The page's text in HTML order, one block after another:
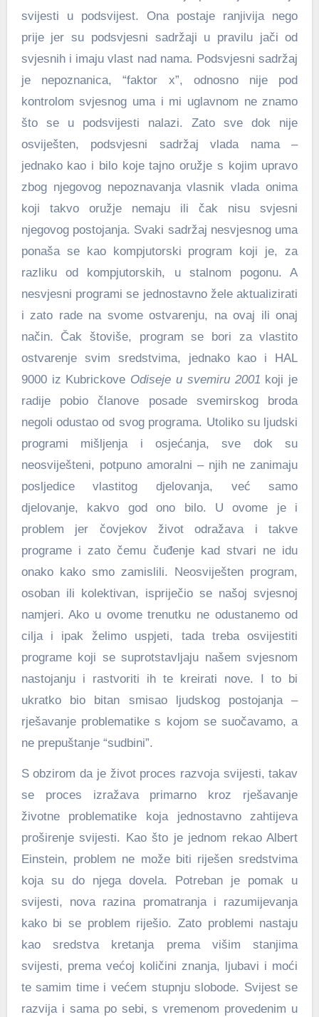
svijesti u podsvijest. Ona postaje ranjivija nego
prije jer su podsvjesni sadržaji u pravilu jači od
svjesnih i imaju vlast nad nama. Podsvjesni sadržaj
je nepoznanica, “faktor x”, odnosno nije pod
kontrolom svjesnog uma i mi uglavnom ne znamo
što se u podsvijesti nalazi. Zato sve dok nije
osviješten, podsvjesni sadržaj vlada nama –
jednako kao i bilo koje tajno oružje s kojim upravo
zbog njegovog nepoznavanja vlasnik vlada onima
koji takvo oružje nemaju ili čak nisu svjesni
njegovog postojanja. Svaki sadržaj nesvjesnog uma
ponaša se kao kompjutorski program koji je, za
razliku od kompjutorskih, u stalnom pogonu. A
nesvjesni programi se jednostavno žele aktualizirati
i zato rade na svome ostvarenju, na ovaj ili onaj
način. Čak štoviše, program se bori za vlastito
ostvarenje svim sredstvima, jednako kao i HAL
9000 iz Kubrickove Odiseje u svemiru 2001 koji je
radije pobio članove posade svemirskog broda
negoli odustao od svog programa. Utoliko su ljudski
programi mišljenja i osjećanja, sve dok su
neosviješteni, potpuno amoralni – njih ne zanimaju
posljedice vlastitog djelovanja, već samo
djelovanje, kakvo god ono bilo. U ovome je i
problem jer čovjekov život odražava i takve
programe i zato čemu čuđenje kad stvari ne idu
onako kako smo zamislili. Neosviješten program,
osoban ili kolektivan, ispriječio se našoj svjesnoj
namjeri. Ako u ovome trenutku ne odustanemo od
cilja i ipak želimo uspjeti, tada treba osvijestiti
programe koji se suprotstavljaju našem svjesnom
nastojanju i rastvoriti ih te kreirati nove. I to bi
ukratko bio bitan smisao ljudskog postojanja –
rješavanje problematike s kojom se suočavamo, a
ne prepuštanje “sudbini”.
S obzirom da je život proces razvoja svijesti, takav
se proces izražava primarno kroz rješavanje
životne problematike koja jednostavno zahtijeva
proširenje svijesti. Kao što je jednom rekao Albert
Einstein, problem ne može biti riješen sredstvima
koja su do njega dovela. Potreban je pomak u
svijesti, nova razina promatranja i razumijevanja
kako bi se problem riješio. Zato problemi nastaju
kao sredstva kretanja prema višim stanjima
svijesti, prema većoj količini znanja, ljubavi i moći
te samim time i većem stupnju slobode. Svijest se
razvija i sama po sebi, s vremenom provedenim u